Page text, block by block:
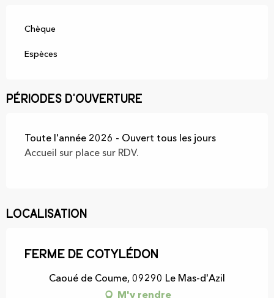
Chèque
Espèces
Périodes d'ouverture
Toute l'année 2026 - Ouvert tous les jours
Accueil sur place sur RDV.
Localisation
Ferme de Cotylédon
Caoué de Coume, 09290 Le Mas-d'Azil
M'y rendre